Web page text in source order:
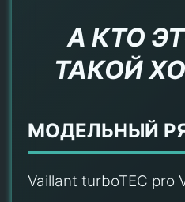
А КТО
ТАКОЙ
МОДЕЛЬНЫЙ
Vaillant turboTEC pro